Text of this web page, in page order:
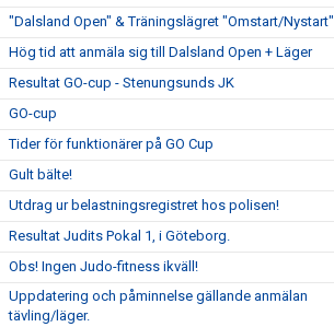
"Dalsland Open" & Träningslägret "Omstart/Nystart"
Hög tid att anmäla sig till Dalsland Open + Läger
Resultat GO-cup - Stenungsunds JK
GO-cup
Tider för funktionärer på GO Cup
Gult bälte!
Utdrag ur belastningsregistret hos polisen!
Resultat Judits Pokal 1, i Göteborg.
Obs! Ingen Judo-fitness ikväll!
Uppdatering och påminnelse gällande anmälan
tävling/läger.